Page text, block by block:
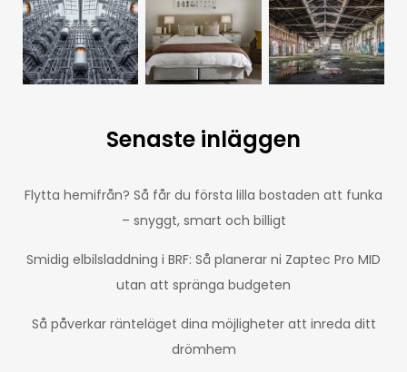
Senaste inläggen
Flytta hemifrån? Så får du första lilla bostaden att funka
– snyggt, smart och billigt
Smidig elbilsladdning i BRF: Så planerar ni Zaptec Pro MID
utan att spränga budgeten
Så påverkar ränteläget dina möjligheter att inreda ditt
drömhem